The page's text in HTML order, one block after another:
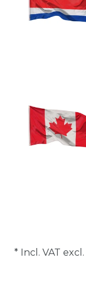
* Incl. VAT excl.